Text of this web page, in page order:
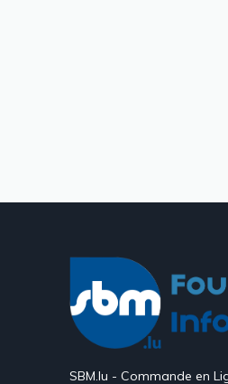
SBM.lu - Commande en